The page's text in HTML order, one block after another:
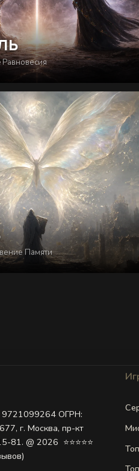
Памяти
ОГРН:
г. Москва, пр-кт
@ 2026 ㅤ ⭐⭐⭐⭐⭐